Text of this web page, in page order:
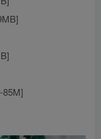
85M]